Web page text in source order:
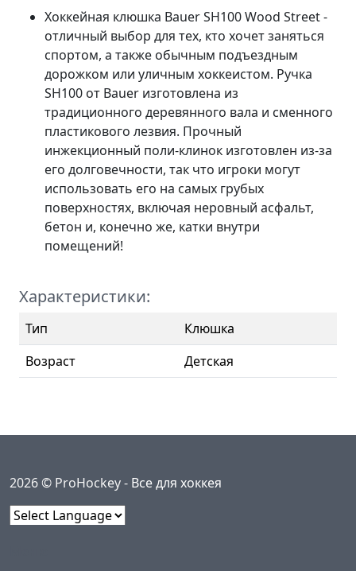
Хоккейная клюшка Bauer SH100 Wood Street -
отличный выбор для тех, кто хочет заняться
спортом, а также обычным подъездным
дорожком или уличным хоккеистом. Ручка
SH100 от Bauer изготовлена из
традиционного деревянного вала и сменного
пластикового лезвия. Прочный
инжекционный поли-клинок изготовлен из-за
его долговечности, так что игроки могут
использовать его на самых грубых
поверхностях, включая неровный асфальт,
бетон и, конечно же, катки внутри
помещений!
Характеристики:
Тип
Клюшка
Возраст
Детская
2026 © ProHockey - Все для хоккея